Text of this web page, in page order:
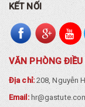
KẾT NỐI
VĂN PHÒNG
Địa chỉ:208, Nguyễn
Email: